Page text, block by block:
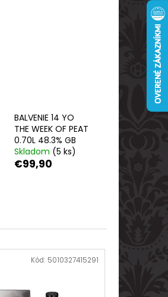
BALVENIE 14 YO
THE WEEK OF PEAT
0.70L 48.3% GB
Skladom (5 ks)
€99,90
Kód: 5010327415291